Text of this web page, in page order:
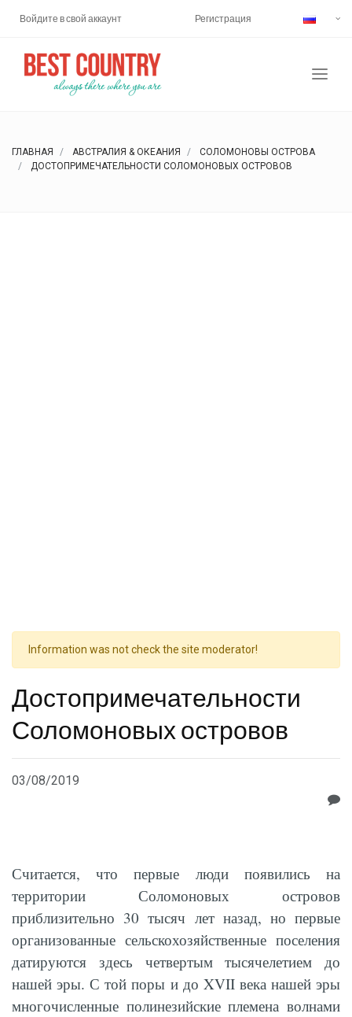
Войдите в свой аккаунт Регистрация
ГЛАВНАЯ АВСТРАЛИЯ & ОКЕАНИЯ
СОЛОМОНОВЫ ОСТРОВА
ДОСТОПРИМЕЧАТЕЛЬНОСТИ СОЛОМОНОВЫХ ОСТРОВОВ
Information was not check the site moderator!
Достопримечательности
Соломоновых островов
03/08/2019
Считается, что первые люди появились на
территории Соломоновых островов
приблизительно 30 тысяч лет назад, но первые
организованные сельскохозяйственные поселения
датируются здесь четвертым тысячелетием до
нашей эры. С той поры и до XVII века нашей эры
многочисленные полинезийские племена волнами